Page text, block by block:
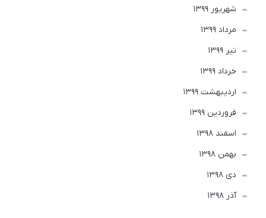
شهریور 1399
مرداد 1399
تير 1399
خرداد 1399
ارديبهشت 1399
فروردین 1399
اسفند 1398
بهمن 1398
دی 1398
آذر 1398